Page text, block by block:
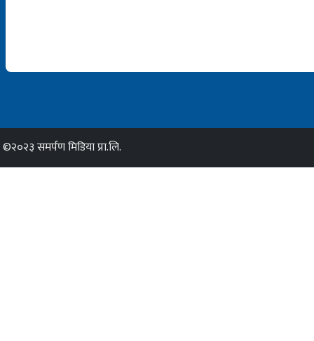
©२०२३ समर्पण मिडिया प्रा.लि.